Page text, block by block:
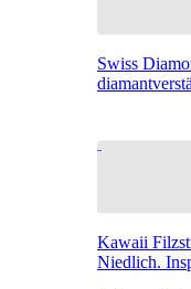
Swiss
Kawaii
Niedlich.